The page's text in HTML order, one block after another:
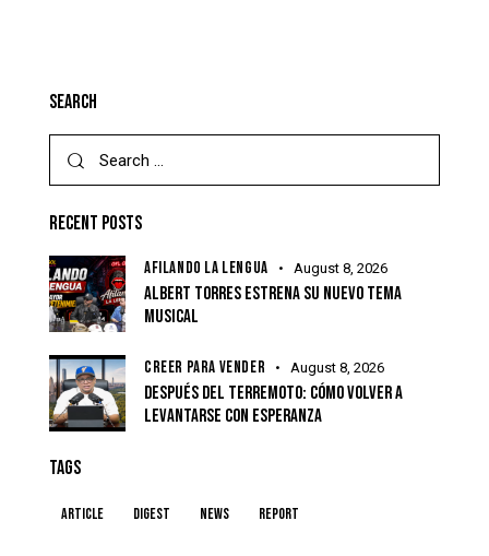
SEARCH
for:
RECENT POSTS
AFILANDO LA LENGUA August 8, 2026
ALBERT TORRES ESTRENA SU NUEVO TEMA
MUSICAL
CREER PARA VENDER August 8, 2026
DESPUÉS DEL TERREMOTO: CÓMO VOLVER A
LEVANTARSE CON ESPERANZA
TAGS
article digest news report